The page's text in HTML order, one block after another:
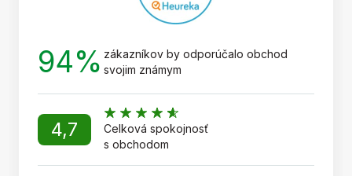
94% zákazníkov by odporúčalo obchod
svojim známym
4,7
Celková spokojnosť
s obchodom